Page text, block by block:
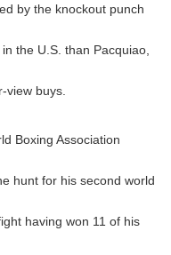
by the knockout punch
the U.S. than Pacquiao,
view buys.
Boxing Association
hunt for his second world
having won 11 of his